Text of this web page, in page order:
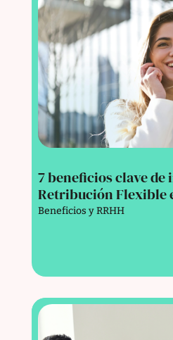
7 beneficios clave
Retribución Flexible
Beneficios y RRHH